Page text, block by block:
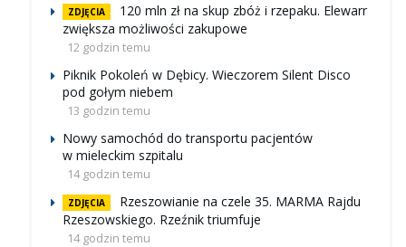
ZDJĘCIA
120 mln zł na skup zbóż i rzepaku. Elewarr
zwiększa możliwości zakupowe
12 godzin temu
Piknik Pokoleń w Dębicy. Wieczorem Silent Disco
pod gołym niebem
13 godzin temu
Nowy samochód do transportu pacjentów
w mieleckim szpitalu
14 godzin temu
ZDJĘCIA
Rzeszowianie na czele 35. MARMA Rajdu
Rzeszowskiego. Rzeźnik triumfuje
14 godzin temu